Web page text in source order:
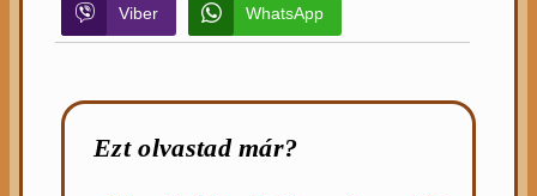
Viber WhatsApp
Ezt olvastad már?